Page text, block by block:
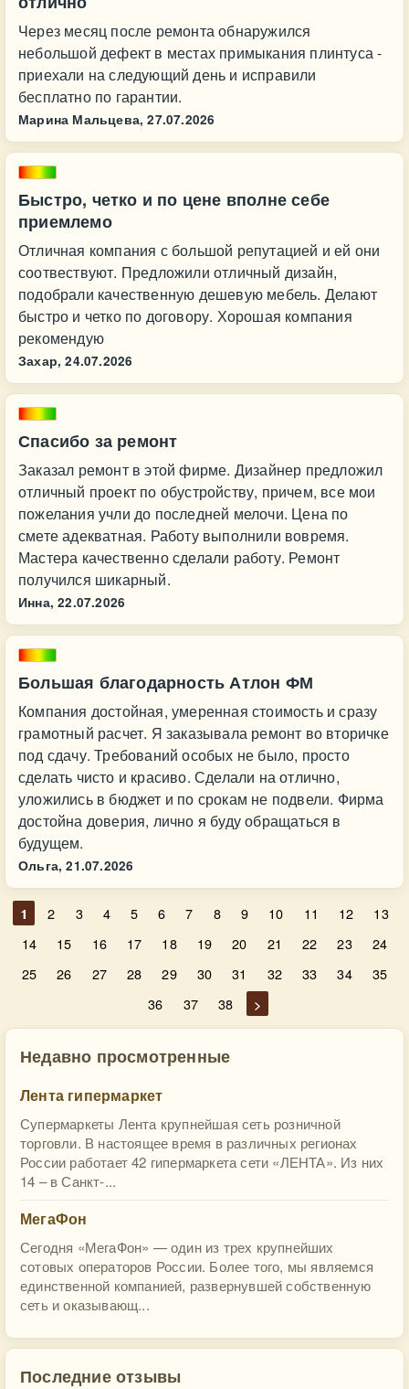
Через месяц после ремонта обнаружился
небольшой дефект в местах примыкания плинтуса -
приехали на следующий день и исправили
бесплатно по гарантии.
Марина Мальцева, 27.07.2026
Быстро, четко и по цене вполне себе
приемлемо
Отличная компания с большой репутацией и ей они
соотвествуют. Предложили отличный дизайн,
подобрали качественную дешевую мебель. Делают
быстро и четко по договору. Хорошая компания
рекомендую
Захар, 24.07.2026
Спасибо за ремонт
Заказал ремонт в этой фирме. Дизайнер предложил
отличный проект по обустройству, причем, все мои
пожелания учли до последней мелочи. Цена по
смете адекватная. Работу выполнили вовремя.
Мастера качественно сделали работу. Ремонт
получился шикарный.
Инна, 22.07.2026
Большая благодарность Атлон ФМ
Компания достойная, умеренная стоимость и сразу
грамотный расчет. Я заказывала ремонт во вторичке
под сдачу. Требований особых не было, просто
сделать чисто и красиво. Сделали на отлично,
уложились в бюджет и по срокам не подвели. Фирма
достойна доверия, лично я буду обращаться в
будущем.
Ольга, 21.07.2026
1 2 3 4 5 6 7 8 9 10 11 12
13
14
15 16 17 18 19 20 21 22 23
24
25
26 27 28 29 30 31 32 33 34
35
36
37 38 >
Недавно просмотренные
Лента гипермаркет
Супермаркеты Лента крупнейшая сеть розничной
торговли. В настоящее время в различных регионах
России работает 42 гипермаркета сети «ЛЕНТА». Из них
14 – в Санкт-...
МегаФон
Сегодня «МегаФон» — один из трех крупнейших
сотовых операторов России. Более того, мы являемся
единственной компанией, развернувшей собственную
сеть и оказывающ...
Последние отзывы